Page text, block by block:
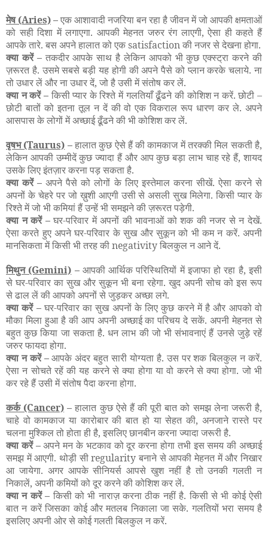
मेष(Aries)–एक आशावादी नजरिया बन रहा है जीवन में जो आपकी क्षमताओं
को सही दिशा में लगाएगा. आपकी मेहनत जरुर रंग लाएगी, ऐसा ही कहते हैं
आपके तारे. बस अपने हालात को एक satisfaction की नजर से देखना होगा.
क्या करें – तकदीर आपके साथ है लेकिन आपको भी कुछ एक्स्ट्रा करने की
ज़रूरत है. उसमे सबसे बड़ी यह होगी की अपने पैसे को प्लान करके चलाये. ना
तो उधार लें और ना उधार दें, जो है उसी में संतोष कर लें.
क्या न करें – किसी प्यार के रिश्ते में गलतियाँ ढूँढने की कोशिश न करें. छोटी –
छोटी बातों को इतना तूल न दें की वो एक विकराल रूप धारण कर ले. अपने
आसपास के लोगों में अच्छाई ढूँढने की भी कोशिश कर लें.
वृषभ(Taurus) –हालात कुछ ऐसे हैं की कामकाज में तरक्की मिल सकती है,
लेकिन आपकी उम्मीदें कुछ ज्यादा हैं और आप कुछ बड़ा लाभ चाह रहे हैं, शायद
उसके लिए इंतज़ार करना पड़ सकता है.
क्या करें –अपने पैसे को लोगों के लिए इस्तेमाल करना सीखें. ऐसा करने से
अपनों के चेहरे पर जो ख़ुशी आएगी उसी से असली सुख मिलेगा. किसी प्यार के
रिश्ते में जो भी कमियां हैं उन्हें भी समझने की ज़रूरत पड़ेगी.
क्या न करें –घर-परिवार में अपनों की भावनाओं को शक की नजर से न देखें.
ऐसा करते हुए अपने घर-परिवार के सुख और सुकून को भी कम न करें. अपनी
मानसिकता में किसी भी तरह की negativity बिलकुल न आने दें.
मिथुन(Gemini) – आपकी आर्थिक परिस्थितियों में इजाफा हो रहा है, इसी
से घर-परिवार का सुख और सुकून भी बना रहेगा. खुद अपनी सोच को इस रूप
से ढाल लें की आपको अपनों से जुड़कर अच्छा लगे.
क्या करें – घर-परिवार का सुख अपनों के लिए कुछ करने में है और आपको वो
मौका मिला हुआ है की आप अपनी अच्छाई का परिचय दे सकें. अपनी मेहनत से
बहुत कुछ किया जा सकता है. धन लाभ की जो भी संभावनाएं हैं उनसे जुड़े रहें
जरुर फायदा होगा.
क्या न करें –आपके अंदर बहुत सारी योग्यता है. उस पर शक बिलकुल न करें.
ऐसा न सोचते रहें की यह करने से क्या होगा या वो करने से क्या होगा. जो भी
कर रहे हैं उसी में संतोष पैदा करना होगा.
कर्क(Cancer) – हालात कुछ ऐसे हैं की पूरी बात को समझ लेना जरूरी है,
चाहे वो कामकाज या कारोबार की बात हो या सेहत की, अनजाने रास्ते पर
चलना मुश्किल तो होता ही है, इसलिए छानबीन करना ज्यादा जरूरी है.
क्या करें –अपने मन के भटकाव को दूर करना होगा तभी इस समय की अच्छाई
समझ में आएगी. थोड़ी सी regularity बनाने से आपकी मेहनत में और निखार
आ जायेगा. अगर आपके सीनियर्स आपसे खुश नहीं है तो उनकी गलती न
निकालें, अपनी कमियों को दूर करने की कोशिश कर लें.
क्या न करें – किसी को भी नाराज़ करना ठीक नहीं है. किसी से भी कोई ऐसी
बात न करें जिसका कोई और मतलब निकाला जा सके. गलतियों भरा समय है
इसलिए अपनी ओर से कोई गलती बिलकुल न करें.